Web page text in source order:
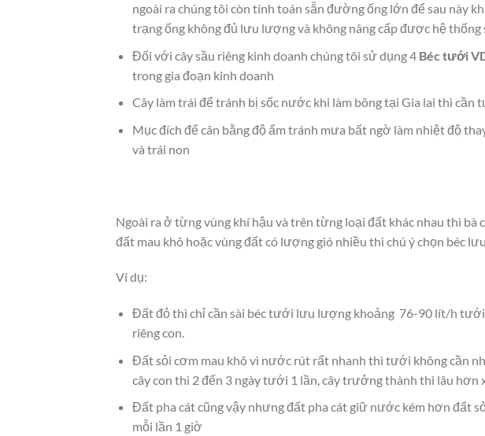
ngoài ra chúng tôi còn tính toán sẵn đường ống lớn để sau này
trạng ống không đủ lưu lượng và không nâng cấp được hệ thống
Đối với cây sầu riêng kinh doanh chúng tôi sử dụng 4 Béc tưới
trong gia đoạn kinh doanh
Cây làm trái để tránh bị sốc nước khi làm bông tại Gia lai thì
Mục đích để cân bằng độ ẩm tránh mưa bất ngờ làm nhiệt độ
và trái non
Ngoài ra ở từng vùng khí hậu và trên từng loại đất khác nhau thì bà
đất mau khô hoặc vùng đất có lượng gió nhiều thì chú ý chọn béc
Ví dụ:
Đất đỏ thì chỉ cần sài béc tưới lưu lượng khoảng 76-90 lít/h tưới
riêng con.
Đất sỏi cơm mau khô vì nước rút rất nhanh thì tưới không cần
cây con thì 2 đến 3 ngày tưới 1 lần, cây trưởng thành thì lâu hơn
Đất pha cát cũng vậy nhưng đất pha cát giữ nước kém hơn đất
mỗi lần 1 giờ